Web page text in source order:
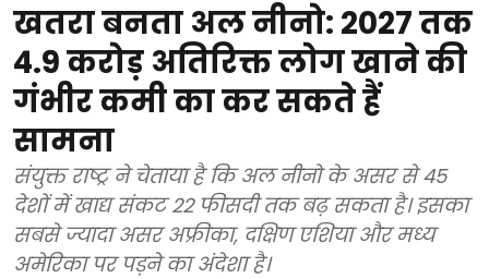
खतरा बनता अल नीनो: 2027 तक
4.9 करोड़ अतिरिक्त लोग खाने की
गंभीर कमी का कर सकते हैं
सामना
संयुक्त राष्ट्र ने चेताया है कि अल नीनो के असर से 45
देशों में खाद्य संकट 22 फीसदी तक बढ़ सकता है। इसका
सबसे ज्यादा असर अफ्रीका, दक्षिण एशिया और मध्य
अमेरिका पर पड़ने का अंदेशा है।